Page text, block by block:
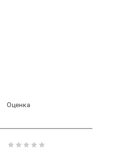
Оценка